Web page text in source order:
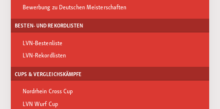
Bewerbung zu Deutschen Meisterschaften
BESTEN- UND REKORDLISTEN
LVN-Bestenliste
LVN-Rekordlisten
CUPS & VERGLEICHSKÄMPFE
Nordrhein Cross Cup
LVN Wurf Cup